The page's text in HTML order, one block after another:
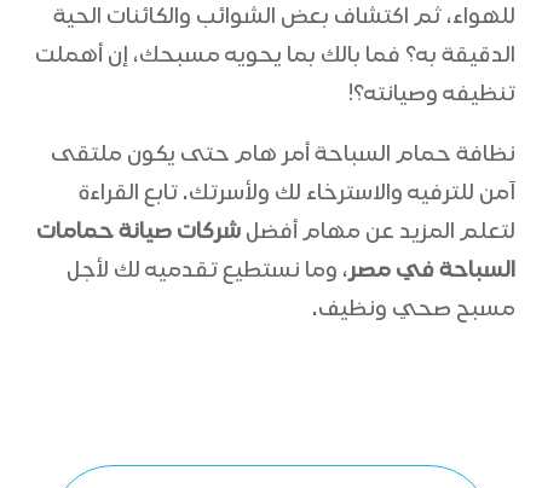
للهواء، ثم اكتشاف بعض الشوائب والكائنات الحية
الدقيقة به؟ فما بالك بما يحويه مسبحك، إن أهملت
تنظيفه وصيانته؟!
نظافة حمام السباحة أمر هام حتى يكون ملتقى
آمن للترفيه والاسترخاء لك ولأسرتك. تابع القراءة
لتعلم المزيد عن مهام أفضل شركات صيانة حمامات
السباحة في مصر، وما نستطيع تقدميه لك لأجل
مسبح صحي ونظيف.